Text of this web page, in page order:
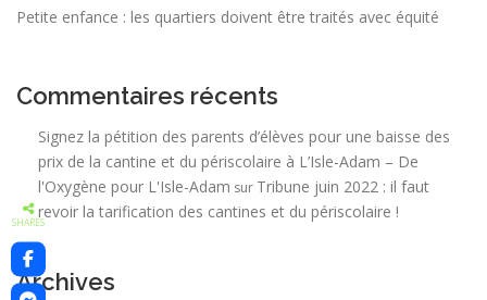
Petite enfance : les quartiers doivent être traités avec équité
Commentaires récents
Signez la pétition des parents d’élèves pour une baisse des
prix de la cantine et du périscolaire à L’Isle-Adam – De
l'Oxygène pour L'Isle-Adam sur Tribune juin 2022 : il faut
revoir la tarification des cantines et du périscolaire !
Archives
SHARES